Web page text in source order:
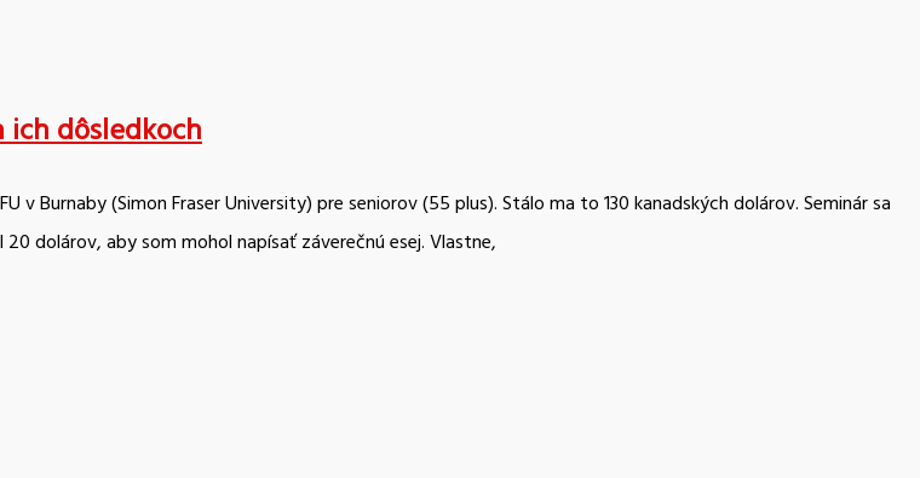
ich dôsledkoch
v Burnaby (Simon Fraser University) pre seniorov (55 plus). Stálo ma to 130 kanadských dolárov. Seminár sa
dolárov, aby som mohol napísať záverečnú esej. Vlastne,